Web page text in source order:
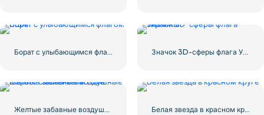
Борат с улыбающимся флагом США Значок 3D-сферы флага Украины
Желтые забавные воздушные шары с смайликами Love Белая звезда в красном круге